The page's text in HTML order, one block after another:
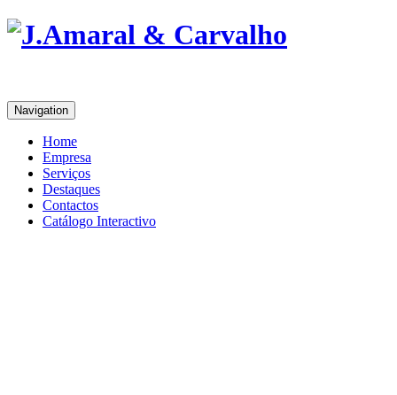
Navigation
Home
Empresa
Serviços
Destaques
Contactos
Catálogo Interactivo